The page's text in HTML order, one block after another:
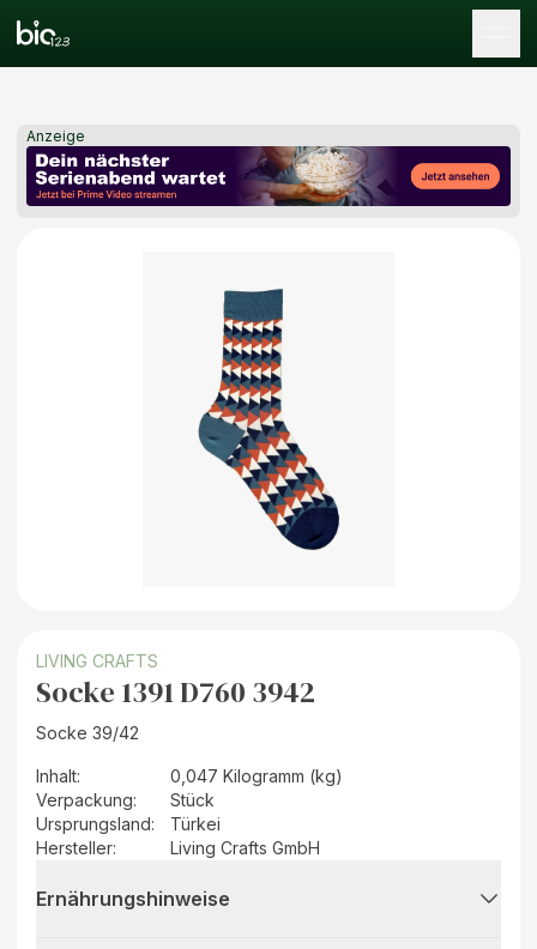
Anzeige
LIVING CRAFTS
Socke 1391 D760 3942
Socke 39/42
Inhalt:
0,047 Kilogramm (kg)
Verpackung:
Stück
Ursprungsland:
Türkei
Hersteller: Living Crafts GmbH
Ernährungshinweise